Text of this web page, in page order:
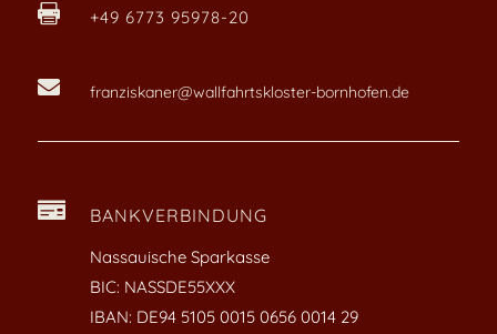
 +49 6773 95978-20
 franziskaner@wallfahrtskloster-bornhofen.de
 BANKVERBINDUNG
Nassauische Sparkasse
BIC: NASSDE55XXX
IBAN: DE94 5105 0015 0656 0014 29